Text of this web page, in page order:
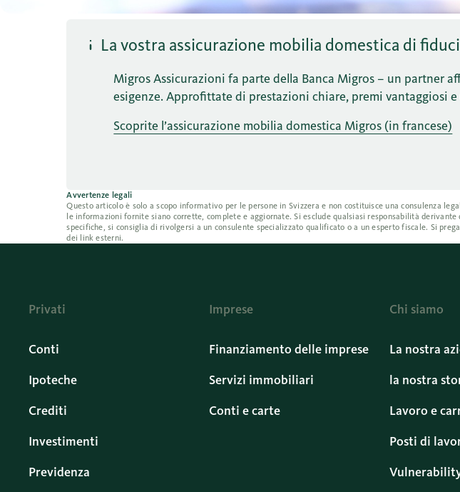
La vostra assicurazione mobilia domestica di
Migros Assicurazioni fa parte della Banca Migros – un partner
esigenze. Approfittate di prestazioni chiare, premi vantaggiosi
Scoprite l’assicurazione mobilia domestica Migros (in francese)
Avvertenze legali
Questo articolo è solo a scopo informativo per le persone in Svizzera e non costituisce una consulenza
le informazioni fornite siano corrette, complete e aggiornate. Si esclude qualsiasi responsabilità
specifiche, si consiglia di rivolgersi a un consulente specializzato qualificato o a un esperto fiscale. Si
dei link esterni.
Privati
Conti
Ipoteche
Crediti
Investimenti
Previdenza
Imprese
Finanziamento delle imprese
Servizi immobiliari
Conti e carte
Chi siamo
La nostra
la nostra
Lavoro e
Posti di